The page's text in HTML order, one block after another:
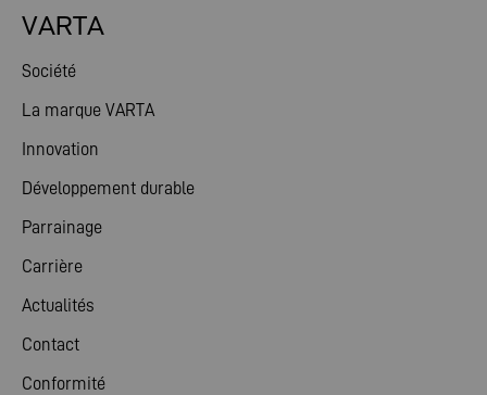
VARTA
Société
La marque VARTA
Innovation
Développement durable
Parrainage
Carrière
Actualités
Contact
Conformité